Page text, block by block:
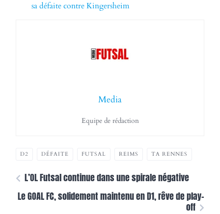
sa défaite contre Kingersheim
Media
Equipe de rédaction
D2 DÉFAITE FUTSAL REIMS TA RENNES
L’OL Futsal continue dans une spirale négative
Le GOAL FC, solidement maintenu en D1, rêve de play-
off